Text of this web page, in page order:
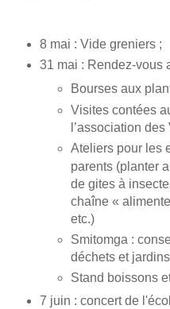
8 mai : Vide greniers ;
31 mai : Rendez-vous
Bourses aux
Visites contées
l’association
Ateliers pour les
parents (planter
de gites à
chaîne «
etc.)
Smitomga :
déchets et jardins
Stand boissons
7 juin : concert de